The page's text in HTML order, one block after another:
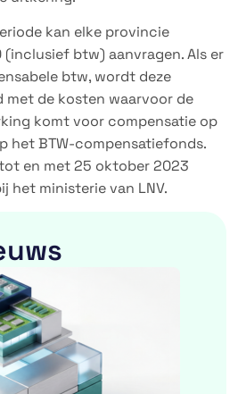
kan elke provincie
(inclusief btw) aanvragen. Als er
btw, wordt deze
met de kosten waarvoor de
komt voor compensatie op
het BTW-compensatiefonds.
en met 25 oktober 2023
het ministerie van LNV.